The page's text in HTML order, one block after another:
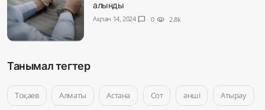
алынды
Ақпан 14, 2024 chat_bubble 0 visibility 2.8k
Танымал тегтер
Тоқаев Алматы Астана Сот әнші Атырау